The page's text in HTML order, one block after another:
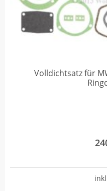
Volldichtsatz für